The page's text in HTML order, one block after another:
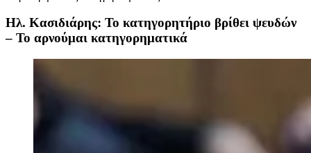
Ηλ. Κασιδιάρης: Το κατηγορητήριο βρίθει ψευδών
– Το αρνούμαι κατηγορηματικά